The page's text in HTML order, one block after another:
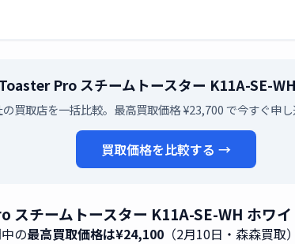
Pro スチームトースター K11A-SE-
の買取店を一括比較。最高買取価格 ¥23,700 で今すぐ申し
買取価格を比較する →
チームトースター K11A-SE-WH ホワ
の最高買取価格は¥24,100 （2月10日・森森買取